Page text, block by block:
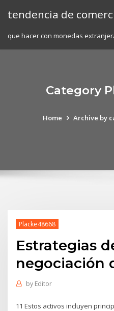
tendencia de
que hacer con monedas
Category
Home Archive by
Placke48668
Estrategias
negociación
by Editor
11 Estos activos incluyen